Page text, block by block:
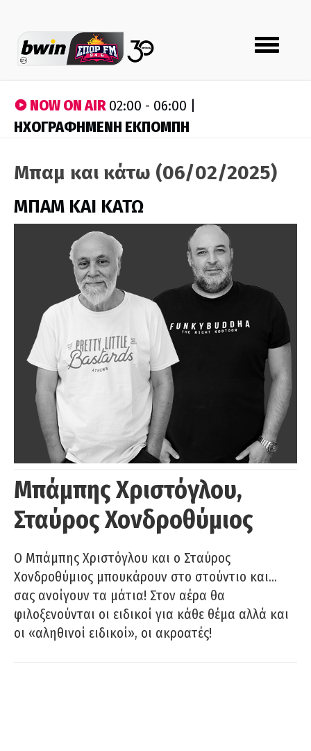
Toggle
navigation
NOW ON AIR02:00 - 06:00 |
ΗΧΟΓΡΑΦΗΜΕΝΗ ΕΚΠΟΜΠΗ
Μπαμ και κάτω (06/02/2025)
ΜΠΑΜ ΚΑΙ ΚΑΤΩ
Μπάμπης Χριστόγλου,
Σταύρος Χονδροθύμιος
O Μπάμπης Χριστόγλου και ο Σταύρος
Χονδροθύμιος μπουκάρουν στο στούντιο και…
σας ανοίγουν τα μάτια! Στον αέρα θα
φιλοξενούνται οι ειδικοί για κάθε θέμα αλλά και
οι «αληθινοί ειδικοί», οι ακροατές!